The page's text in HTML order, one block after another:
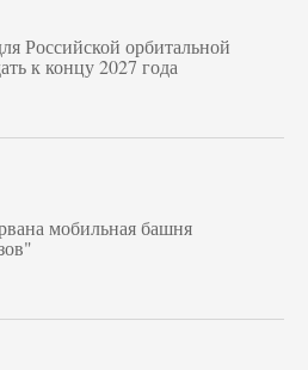
Российской орбитальной
к концу 2027 года
мобильная башня